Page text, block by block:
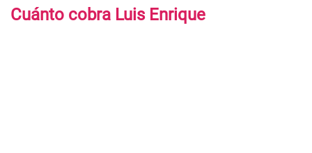
Cuánto cobra Luis Enrique